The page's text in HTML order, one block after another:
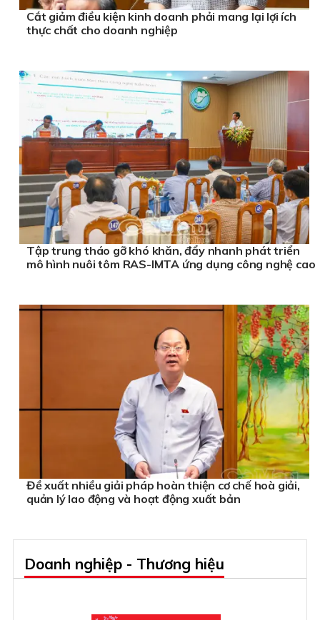
Cắt giảm điều kiện kinh doanh phải mang lại lợi ích
thực chất cho doanh nghiệp
Tập trung tháo gỡ khó khăn, đẩy nhanh phát triển
mô hình nuôi tôm RAS-IMTA ứng dụng công nghệ cao
Đề xuất nhiều giải pháp hoàn thiện cơ chế hoà giải,
quản lý lao động và hoạt động xuất bản
Doanh nghiệp - Thương hiệu